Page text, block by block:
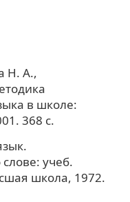
Н. А.,
в школе:
368 с.
учеб.
школа, 1972.